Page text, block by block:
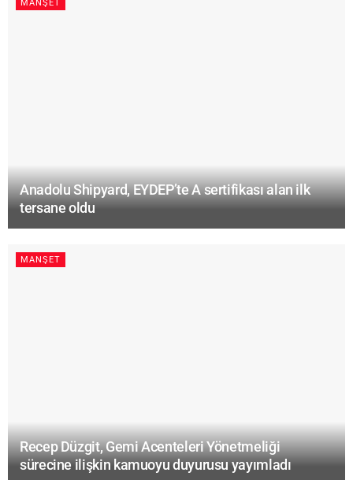
MANŞET
Anadolu Shipyard, EYDEP’te A sertifikası alan ilk
tersane oldu
MANŞET
Recep Düzgit, Gemi Acenteleri Yönetmeliği
sürecine ilişkin kamuoyu duyurusu yayımladı